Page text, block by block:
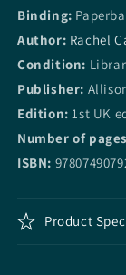
Binding:
Author: Rachel
Condition:
Publisher:
Edition: 1st UK
Number of
ISBN:
Product